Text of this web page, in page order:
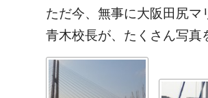
ただ今、無事に大阪田尻マ
青木校長が、たくさん写真